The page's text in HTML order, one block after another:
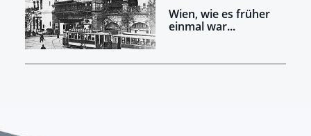
Wien, wie es früher
einmal war...